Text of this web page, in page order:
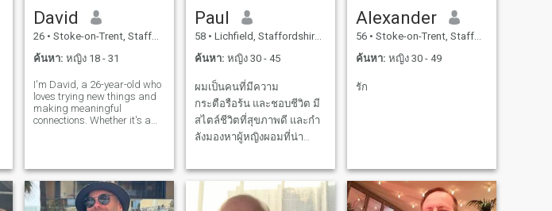
David
26 • Stoke-on-Trent, Staffordshire, อังกฤษ
ค้นหา: หญิง 18 - 31
I'm David, a 26-year-old who
loves trying new things and
making meaningful
connections. Whether it's a
humor, and a shared sense
of adventure in our
relationship.
Paul
58 • Lichfield, Staffordshire, อังกฤษ
ค้นหา: หญิง 30 - 45
ผมเป็นคนที่มีความ
กระตือรือร้น และชอบชีวิต มี
สไตล์ชีวิตที่สุขภาพดี และกํา
ลังมองหาผู้หญิงผอมที่น่า
Alexander
56 • Stoke-on-Trent, Staffordshire, อังกฤษ
ค้นหา: หญิง 30 - 49
รัก